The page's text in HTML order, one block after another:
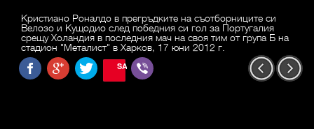
Кристиано Роналдо в прегръдките на съотборниците си
Велозо и Кущодио след победния си гол за Португалия
срещу Холандия в последния мач на своя тим от група Б на
стадион "Металист" в Харков, 17 юни 2012 г.
SAVE